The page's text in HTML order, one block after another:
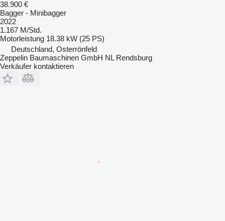
38.900 €
Bagger - Minibagger
2022
1.167 M/Std.
Motorleistung 18.38 kW (25 PS)
Deutschland, Osterrönfeld
Zeppelin Baumaschinen GmbH NL Rendsburg
Verkäufer kontaktieren